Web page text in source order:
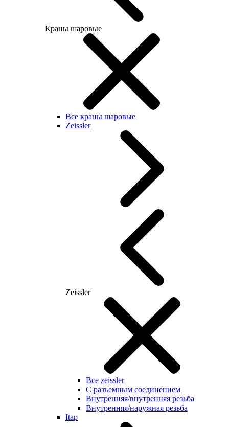
Краны шаровые
Все краны шаровые
Zeissler
Zeissler
Все zeissler
С разъемным соединением
Внутренняя/внутренняя резьба
Внутренняя/наружная резьба
Itap